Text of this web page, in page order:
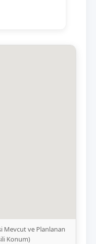
Mevcut ve Planlanan
Konum)